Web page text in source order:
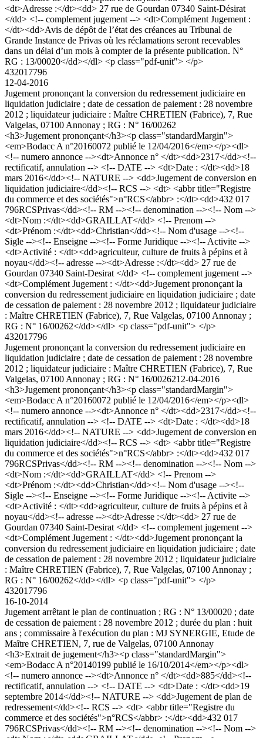
<dt>Adresse :</dt><dd> 27 rue de Gourdan 07340 Saint-Désirat
</dd> <!-- complement jugement --> <dt>Complément Jugement :
</dt><dd>Avis de dépôt de l’état des créances au Tribunal de
Grande Instance de Privas où les réclamations seront recevables
dans un délai d’un mois à compter de la présente publication. N°
RG : 13/00020</dd></dl> <p class="pdf-unit"> </p>
432017796
12-04-2016
Jugement prononçant la conversion du redressement judiciaire en
liquidation judiciaire ; date de cessation de paiement : 28 novembre
2012 ; liquidateur judiciaire : Maître CHRETIEN (Fabrice), 7, Rue
Valgelas, 07100 Annonay ; RG : N° 16/00262
<h3>Jugement prononçant</h3><p class="standardMargin">
<em>Bodacc A n°20160072 publié le 12/04/2016</em></p><dl>
<!-- numero annonce --><dt>Annonce n° </dt><dd>2317</dd><!--
rectificatif, annulation --> <!-- DATE --> <dt>Date : </dt><dd>18
mars 2016</dd><!-- NATURE --> <dd>Jugement de conversion en
liquidation judiciaire</dd><!-- RCS --> <dt> <abbr title="Registre
du commerce et des sociétés">n°RCS</abbr> :</dt><dd>432 017
796RCSPrivas</dd><!-- RM --><!-- denomination --><!-- Nom -->
<dt>Nom :</dt><dd>GRAILLAT</dd> <!-- Prenom -->
<dt>Prénom :</dt><dd>Christian</dd><!-- Nom d'usage --><!--
Sigle --><!-- Enseigne --><!-- Forme Juridique --><!-- Activite -->
<dt>Activité : </dt><dd>agriculteur, culture de fruits à pépins et à
noyau</dd><!-- adresse --><dt>Adresse :</dt><dd> 27 rue de
Gourdan 07340 Saint-Desirat </dd> <!-- complement jugement -->
<dt>Complément Jugement : </dt><dd>Jugement prononçant la
conversion du redressement judiciaire en liquidation judiciaire ; date
de cessation de paiement : 28 novembre 2012 ; liquidateur judiciaire
: Maître CHRETIEN (Fabrice), 7, Rue Valgelas, 07100 Annonay ;
RG : N° 16/00262</dd></dl> <p class="pdf-unit"> </p>
432017796
Jugement prononçant la conversion du redressement judiciaire en
liquidation judiciaire ; date de cessation de paiement : 28 novembre
2012 ; liquidateur judiciaire : Maître CHRETIEN (Fabrice), 7, Rue
Valgelas, 07100 Annonay ; RG : N° 16/0026212-04-2016
<h3>Jugement prononçant</h3><p class="standardMargin">
<em>Bodacc A n°20160072 publié le 12/04/2016</em></p><dl>
<!-- numero annonce --><dt>Annonce n° </dt><dd>2317</dd><!--
rectificatif, annulation --> <!-- DATE --> <dt>Date : </dt><dd>18
mars 2016</dd><!-- NATURE --> <dd>Jugement de conversion en
liquidation judiciaire</dd><!-- RCS --> <dt> <abbr title="Registre
du commerce et des sociétés">n°RCS</abbr> :</dt><dd>432 017
796RCSPrivas</dd><!-- RM --><!-- denomination --><!-- Nom -->
<dt>Nom :</dt><dd>GRAILLAT</dd> <!-- Prenom -->
<dt>Prénom :</dt><dd>Christian</dd><!-- Nom d'usage --><!--
Sigle --><!-- Enseigne --><!-- Forme Juridique --><!-- Activite -->
<dt>Activité : </dt><dd>agriculteur, culture de fruits à pépins et à
noyau</dd><!-- adresse --><dt>Adresse :</dt><dd> 27 rue de
Gourdan 07340 Saint-Desirat </dd> <!-- complement jugement -->
<dt>Complément Jugement : </dt><dd>Jugement prononçant la
conversion du redressement judiciaire en liquidation judiciaire ; date
de cessation de paiement : 28 novembre 2012 ; liquidateur judiciaire
: Maître CHRETIEN (Fabrice), 7, Rue Valgelas, 07100 Annonay ;
RG : N° 16/00262</dd></dl> <p class="pdf-unit"> </p>
432017796
16-10-2014
Jugement arrêtant le plan de continuation ; RG : N° 13/00020 ; date
de cessation de paiement : 28 novembre 2012 ; durée du plan : huit
ans ; commissaire à l'exécution du plan : MJ SYNERGIE, Etude de
Maître CHRETIEN, 7, rue de Valgelas, 07100 Annonay
<h3>Extrait de jugement</h3><p class="standardMargin">
<em>Bodacc A n°20140199 publié le 16/10/2014</em></p><dl>
<!-- numero annonce --><dt>Annonce n° </dt><dd>885</dd><!--
rectificatif, annulation --> <!-- DATE --> <dt>Date : </dt><dd>19
septembre 2014</dd><!-- NATURE --> <dd>Jugement de plan de
redressement</dd><!-- RCS --> <dt> <abbr title="Registre du
commerce et des sociétés">n°RCS</abbr> :</dt><dd>432 017
796RCSPrivas</dd><!-- RM --><!-- denomination --><!-- Nom -->